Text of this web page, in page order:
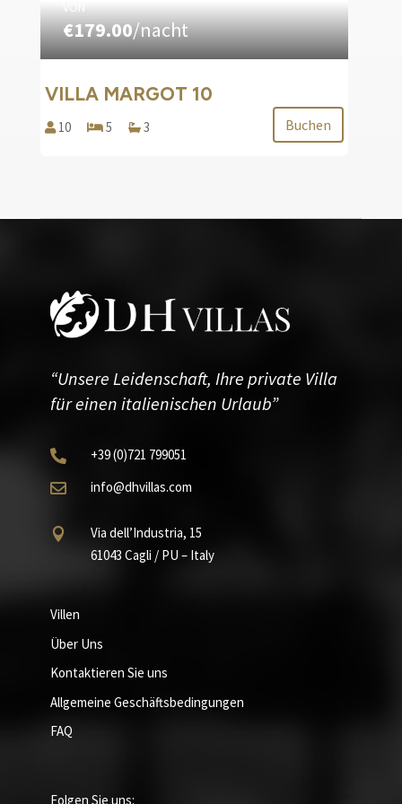
VON
€179.00/nacht
VILLA MARGOT 10
10 5 3 Buchen
“Unsere Leidenschaft, Ihre private Villa
für einen italienischen Urlaub”
 +39(0)721 799051
 info@dhvillas.com

Via dell’Industria, 15
61043 Cagli / PU – Italy
Villen
Über Uns
Kontaktieren Sie uns
Allgemeine Geschäftsbedingungen
FAQ
Folgen Sie uns: